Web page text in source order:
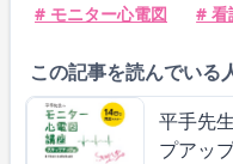
# モニター心電図 # 看
この記事を読んでいる
平手先
プアッ